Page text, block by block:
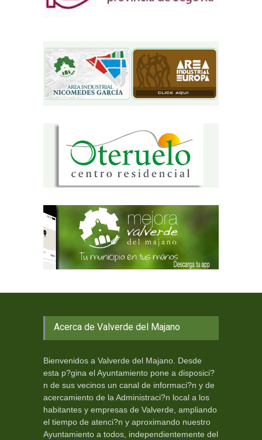
Acerca de Valverde del Majano
Bienvenidos a Valverde del Majano. Desde
esta p?gina el Ayuntamiento pone a disposici?
n de sus vecinos un canal de informaci?n y de
acercamiento de la Administraci?n local a los
habitantes y empresas de Valverde, ampliando
el tiempo de atenci?n y aproximando nuestro
Ayuntamiento a todos, independientemente del